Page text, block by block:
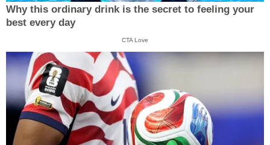
Why this ordinary drink is the secret to feeling your
best every day
CTA Love